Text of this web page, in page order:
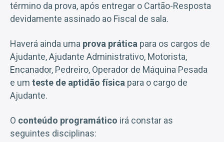
término da prova, após entregar o Cartão-Resposta
devidamente assinado ao Fiscal de sala.
Haverá ainda uma prova prática para os cargos de
Ajudante, Ajudante Administrativo, Motorista,
Encanador, Pedreiro, Operador de Máquina Pesada
e um teste de aptidão física para o cargo de
Ajudante.
O conteúdo programático irá constar as
seguintes disciplinas: